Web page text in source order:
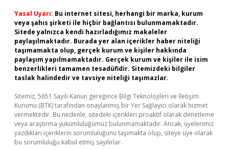
Yasal Uyarı: Bu internet sitesi, herhangi bir marka, kurum
veya şahıs şirketi ile hiçbir bağlantısı bulunmamaktadır.
Sitede yalnızca kendi hazırladığımız makaleler
paylaşılmaktadır. Burada yer alan içerikler haber niteliği
taşımamakta olup, gerçek kurum ve kişiler hakkında
paylaşım yapılmamaktadır. Gerçek kurum ve kişiler ile isim
benzerlikleri tamamen tesadüfidir. Sitemizdeki bilgiler
taslak halindedir ve tavsiye niteliği taşımazlar.
Sitemiz, 5651 Sayılı Kanun gereğince Bilgi Teknolojileri ve İletişim
Kurumu (BTK) tarafından onaylanmış bir Yer Sağlayıcı olarak hizmet
vermektedir. Bu nedenle, sitedeki içerikleri proaktif olarak denetleme
veya araştırma yükümlülüğümüz bulunmamaktadır. Ancak, üyelerimiz
yazdıkları içeriklerin sorumluluğunu taşımakta olup, siteye üye olarak
bu sorumluluğu kabul etmiş sayılırlar.